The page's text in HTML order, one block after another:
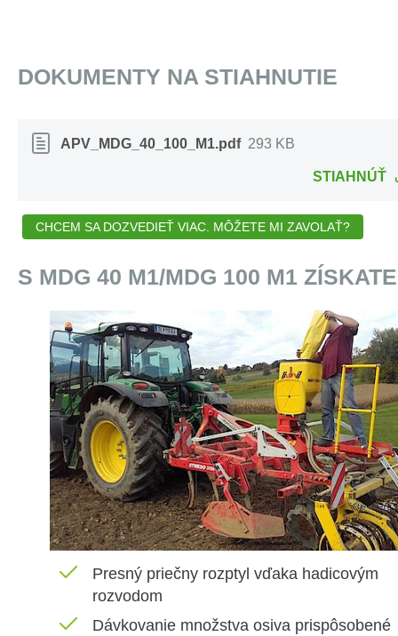
DOKUMENTY NA STIAHNUTIE
APV_MDG_40_100_M1.pdf 293 KB
STIAHNÚŤ
CHCEM SA DOZVEDIEŤ VIAC. MÔŽETE MI ZAVOLAŤ?
S MDG 40 M1/MDG 100 M1 ZÍSKATE
Presný priečny rozptyl vďaka hadicovým
rozvodom
Dávkovanie množstva osiva prispôsobené